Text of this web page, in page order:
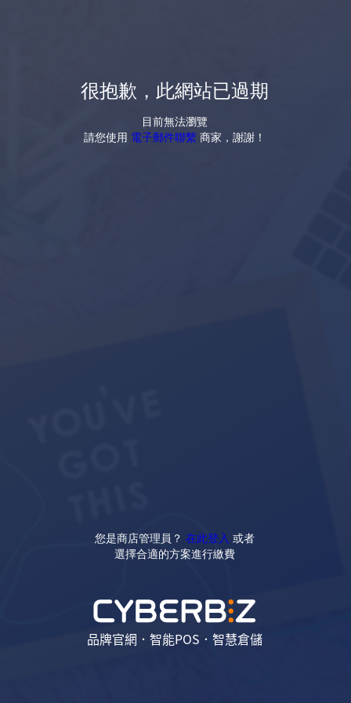
很抱歉，此網站已過期
目前無法瀏覽
請您使用 電子郵件聯繫 商家，謝謝！
您是商店管理員？ 在此登入 或者
選擇合適的方案進行繳費